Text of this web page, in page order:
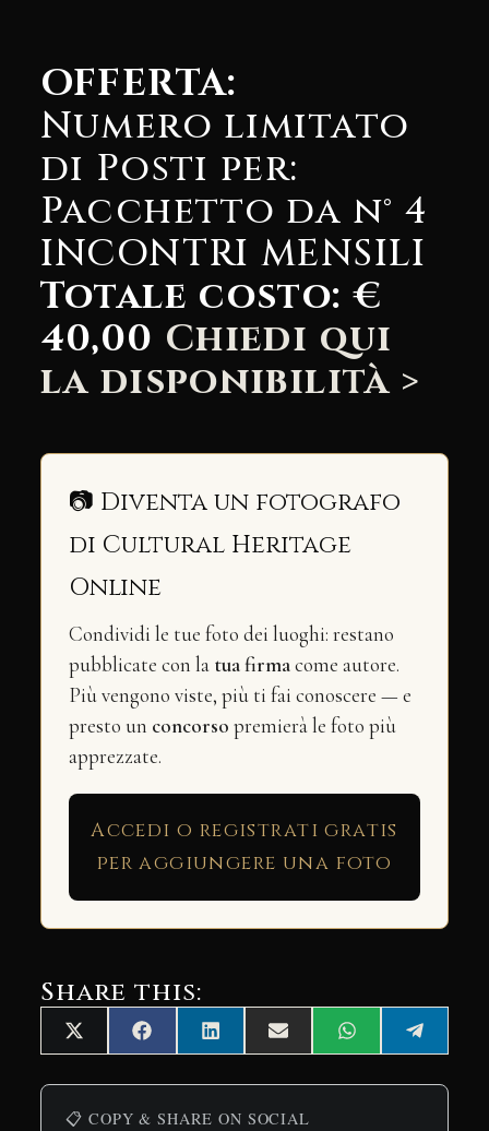
OFFERTA:
Numero limitato
di Posti per:
Pacchetto da n° 4
INCONTRI MENSILI
Totale costo: €
40,00 Chiedi qui
la disponibilità >
📷 Diventa un fotografo
di Cultural Heritage
Online
Condividi le tue foto dei luoghi: restano
pubblicate con la tua firmacome autore.
Più vengono viste, più ti fai conoscere — e
presto un concorso premierà le foto più
apprezzate.
Accedi o registrati gratis
per aggiungere una foto
Share this:
Share
on
X
(Twitter)
Share
on
FacebookShare
on
LinkedInShare
on
Email Share
on
WhatsAppShare
on
📋 COPY & SHARE ON SOCIAL